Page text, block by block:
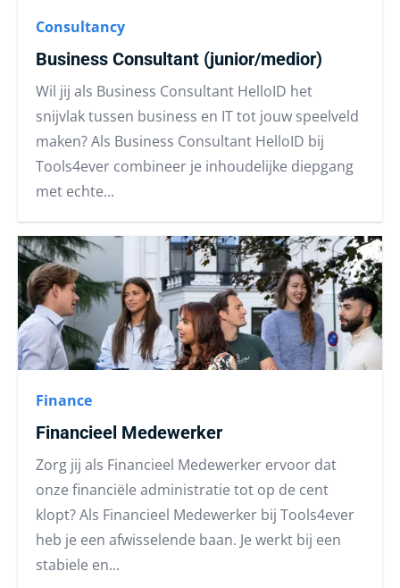
Consultancy
Business Consultant (junior/medior)
Wil jij als Business Consultant HelloID het
snijvlak tussen business en IT tot jouw speelveld
maken? Als Business Consultant HelloID bij
Tools4ever combineer je inhoudelijke diepgang
met echte...
Finance
Financieel Medewerker
Zorg jij als Financieel Medewerker ervoor dat
onze financiële administratie tot op de cent
klopt? Als Financieel Medewerker bij Tools4ever
heb je een afwisselende baan. Je werkt bij een
stabiele en...